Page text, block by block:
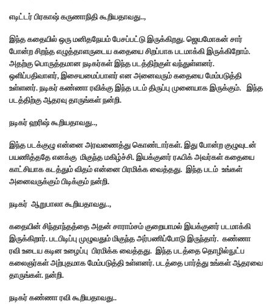
எடிட்டர் பிரகாஷ் கருணாநிதி கூறியதாவது..,
இந்த கதையில் ஒரு மனிதநேயம் பேசப்பட்டு இருக்கிறது. ஜெயமோகன் சார்
போன்ற சிறந்த எழுத்தாளருடைய கதையை சிறப்பாக படமாக்கி இருக்கிறோம்.
அதற்கு பொருத்தமான நடிகர்கள் இந்த படத்திற்குள் வந்துள்ளனர்.
ஒளிப்பதிவாளர், இசையமைப்பாளர் என அனைவரும் கதையை மேம்படுத்தி
உள்ளனர். நடிகர் கண்ணா ரவிக்கு இந்த படம் திருப்பு முனையாக இருக்கும். இந்த
படத்திற்கு ஆதரவு தாருங்கள் நன்றி.
நடிகர் ஹரிஷ் கூறியதாவது..,
இந்த படக்குழு என்னை அரவணைத்து கொண்டார்கள். இது போன்ற குழுவுடன்
பயணித்ததே எனக்கு மிகுந்த மகிழ்ச்சி. இயக்குனர் ரஃபிக் அவர்கள் கதையை
காட்சியாக கடத்தும் விதம் என்னை பிரமிக்க வைத்தது. இந்த படம் உங்கள்
அனைவருக்கும் பிடிக்கும் நன்றி.
நடிகர் ஆறுபாலா கூறியதாவது..,
கதையின் சிந்தாந்தத்தை அதன் சாராம்சம் குறையாமல் இயக்குனர் படமாக்கி
இருக்கிறார். படபிடிப்பு முழுவதும் மிகுந்த அர்பணிப்போடு இருந்தார். கண்ணா
ரவி உடைய கடின உழைப்பு பிரமிக்க வைத்தது. இந்த படத்தை தொழில்நுட்ப
கலைஞர்கள் அற்புதமாக மேம்படுத்தி உள்ளனர். படத்தை பார்த்து உங்கள் ஆதரவை
தாருங்கள். நன்றி.
நடிகர் கண்ணா ரவி கூறியதாவது..